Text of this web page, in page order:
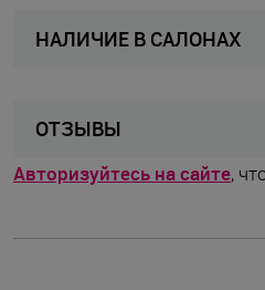
Артикул
НАЛИЧИЕ В САЛОНАХ
ОТЗЫВЫ
Авторизуйтесь на сайте,